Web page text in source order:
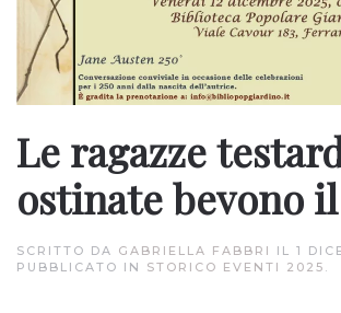
Le ragazze
ostinate bevono
SCRITTO DA GABRIELLA FABBRI IL 1
PUBBLICATO IN STORICO EVENTI 2025 .